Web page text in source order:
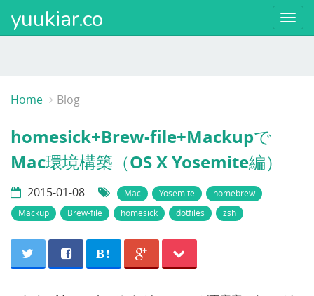
yuukiar.co
Home Blog
homesick+Brew-file+Mackupで
Mac環境構築（OS X Yosemite編）
2015-01-08 Mac Yosemite
homebrew
Mackup
Brew-file homesick dotfiles zsh
B!